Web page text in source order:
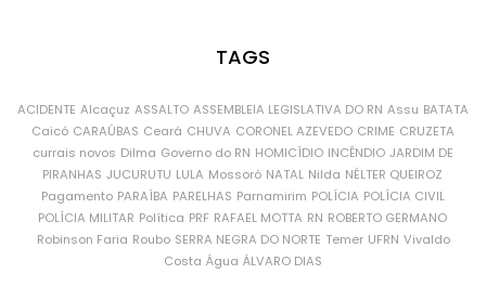
TAGS
ACIDENTE Alcaçuz ASSALTO ASSEMBLEIA LEGISLATIVA DO RN Assu BATATA
Caicó CARAÚBAS Ceará CHUVA CORONEL AZEVEDO CRIME CRUZETA
currais novos Dilma Governo do RN HOMICÍDIO INCÊNDIO JARDIM DE
PIRANHAS JUCURUTU LULA Mossoró NATAL Nilda NÉLTER QUEIROZ
Pagamento PARAÍBA PARELHAS Parnamirim POLÍCIA POLÍCIA CIVIL
POLÍCIA MILITAR Política PRF RAFAEL MOTTA RN ROBERTO GERMANO
Robinson Faria Roubo SERRA NEGRA DO NORTE Temer UFRN Vivaldo
Costa Água ÁLVARO DIAS